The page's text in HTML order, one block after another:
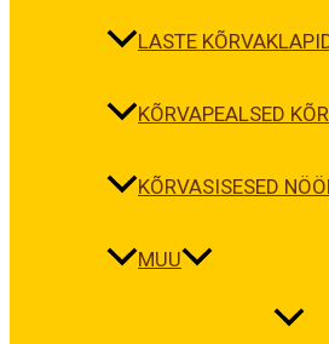
LASTE
KÕRVAPEALSED
KÕRVASISESED
MUU